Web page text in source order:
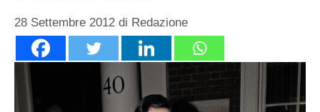
28 Settembre 2012 di Redazione